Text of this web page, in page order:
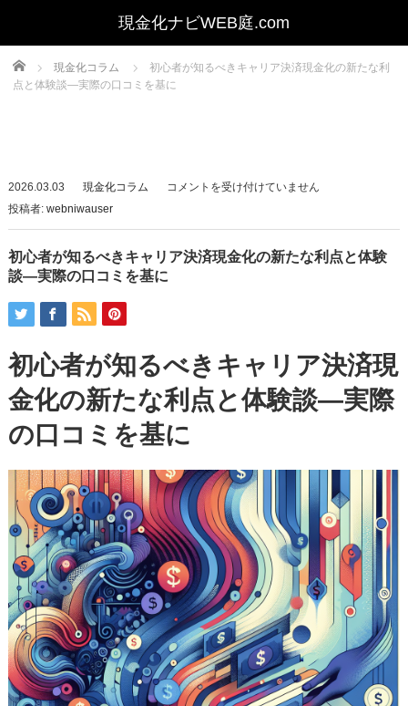
Home 現金化コラム
初心者が知るべきキャリア決済現金化の新たな利
点と体験談—実際の口コミを基に
2026.03.03 現金化コラム
初
者
が
知
キ
ャ
リ
ア
決
済
現
金
化
の
新
た
な
利
点
と
コメントを受け付けていません
投稿者: webniwauser
初心者が知るべきキャリア決済現金化の新たな利点と体験
談—実際の口コミを基に
初心者が知るべきキャリア決済現
金化の新たな利点と体験談—実際
の口コミを基に